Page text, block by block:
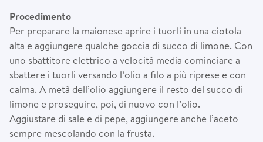
Procedimento
Per preparare la maionese aprire i tuorli in una ciotola
alta e aggiungere qualche goccia di succo di limone. Con
uno sbattitore elettrico a velocità media cominciare a
sbattere i tuorli versando l’olio a filo a più riprese e con
calma. A metà dell’olio aggiungere il resto del succo di
limone e proseguire, poi, di nuovo con l’olio.
Aggiustare di sale e di pepe, aggiungere anche l’aceto
sempre mescolando con la frusta.